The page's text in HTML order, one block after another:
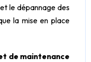
le dépannage des
la mise en place
de maintenance